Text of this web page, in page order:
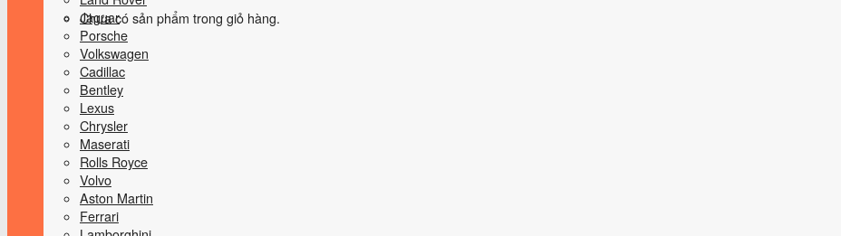
Chưa có sản phẩm trong giỏ hàng.
Jaguar
Porsche
Volkswagen
Cadillac
Bentley
Lexus
Chrysler
Maserati
Rolls Royce
Volvo
Aston Martin
Ferrari